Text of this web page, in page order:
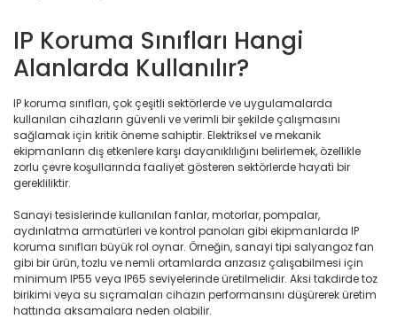
IP Koruma Sınıfları Hangi
Alanlarda Kullanılır?
IP koruma sınıfları, çok çeşitli sektörlerde ve uygulamalarda
kullanılan cihazların güvenli ve verimli bir şekilde çalışmasını
sağlamak için kritik öneme sahiptir. Elektriksel ve mekanik
ekipmanların dış etkenlere karşı dayanıklılığını belirlemek, özellikle
zorlu çevre koşullarında faaliyet gösteren sektörlerde hayati bir
gerekliliktir.
Sanayi tesislerinde kullanılan fanlar, motorlar, pompalar,
aydınlatma armatürleri ve kontrol panoları gibi ekipmanlarda IP
koruma sınıfları büyük rol oynar. Örneğin, sanayi tipi salyangoz fan
gibi bir ürün, tozlu ve nemli ortamlarda arızasız çalışabilmesi için
minimum IP55 veya IP65 seviyelerinde üretilmelidir. Aksi takdirde toz
birikimi veya su sıçramaları cihazın performansını düşürerek üretim
hattında aksamalara neden olabilir.